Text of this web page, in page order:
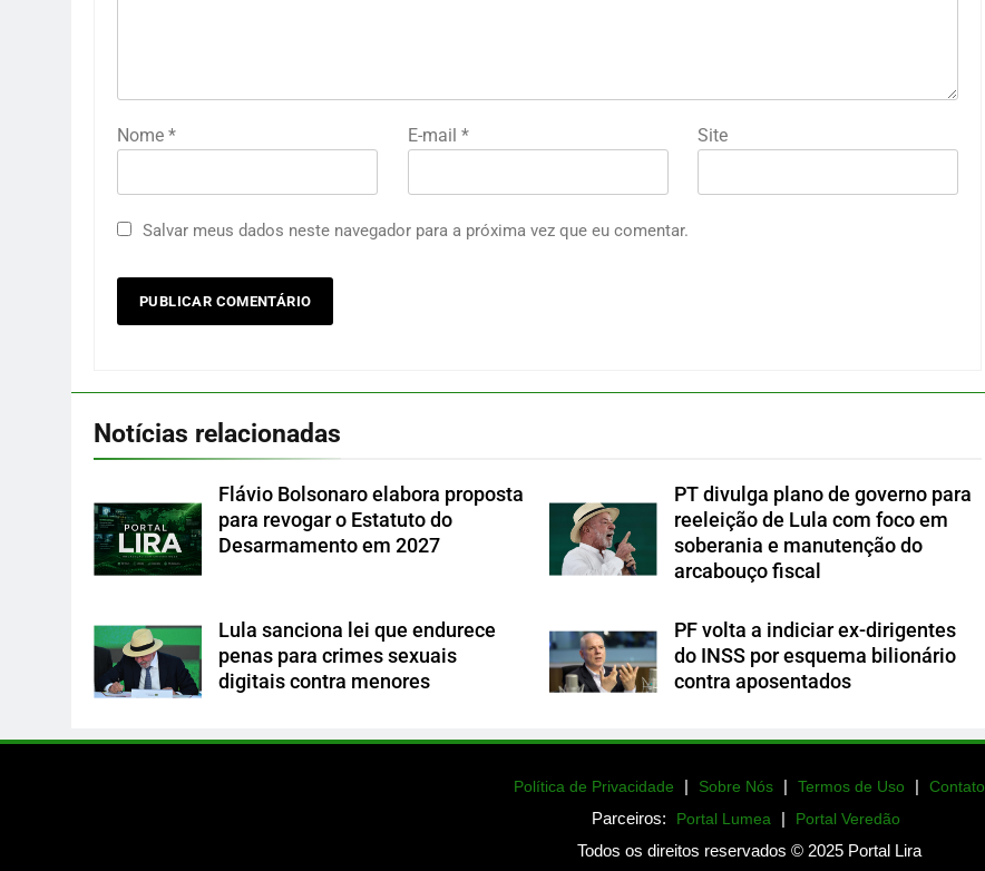
Nome * E-mail * Site
Salvar meus dados neste navegador para a próxima vez que eu comentar.
Notícias relacionadas
Flávio Bolsonaro elabora proposta
para revogar o Estatuto do
Desarmamento em 2027
PT divulga plano de governo para
reeleição de Lula com foco em
soberania e manutenção do
arcabouço fiscal
Lula sanciona lei que endurece
penas para crimes sexuais
digitais contra menores
PF volta a indiciar ex-dirigentes
do INSS por esquema bilionário
contra aposentados
Política de Privacidade | Sobre Nós | Termos de Uso | Contato
Parceiros: Portal Lumea | Portal Veredão
Todos os direitos reservados © 2025 Portal Lira